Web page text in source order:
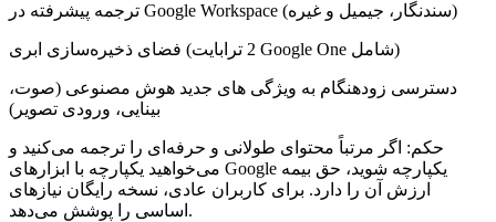
ترجمه پیشرفته در Google Workspace (سندنگار، جیمیل و غیره)
فضای ذخیره‌سازی ابری (2 ترابایت Google One شامل)
دسترسی زودهنگام به ویژگی های جدید هوش مصنوعی (صوت،
بینایی، ورودی تصویر)
حکم: اگر مرتباً محتوای طولانی و حرفه‌ای را ترجمه می‌کنید و
می‌خواهید یکپارچه با ابزارهای Google یکپارچه شوید، حق بیمه
ارزش آن را دارد. برای کاربران عادی، نسخه رایگان نیازهای
اساسی را پوشش می‌دهد.